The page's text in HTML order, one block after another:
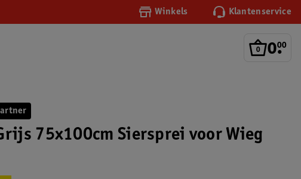
Winkels Klantenservice
0.
00
75x100cm Siersprei voor Wieg